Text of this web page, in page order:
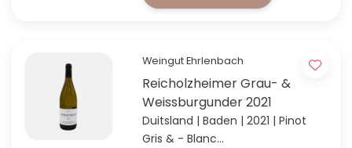
Weingut Ehrlenbach
Reicholzheimer Grau- &
Weissburgunder 2021
Duitsland | Baden | 2021 | Pinot
Gris & - Blanc